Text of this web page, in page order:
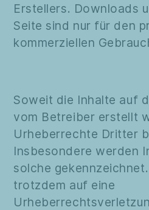
Erstellers. Downloads
Seite sind nur für den
kommerziellen
Soweit die Inhalte auf
vom Betreiber erstellt
Urheberrechte Dritter
Insbesondere werden
solche
trotzdem auf eine